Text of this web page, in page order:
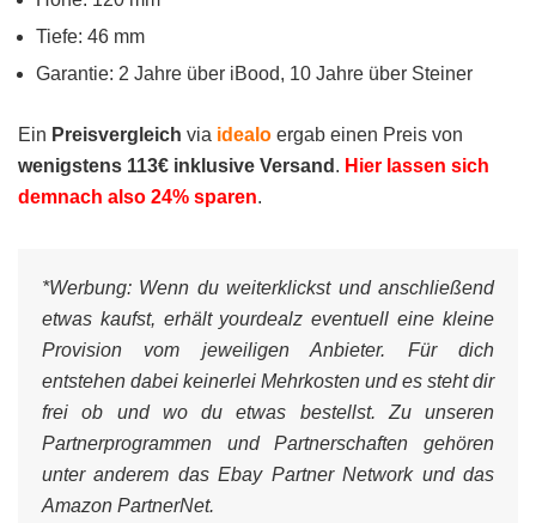
Tiefe: 46 mm
Garantie: 2 Jahre über iBood, 10 Jahre über Steiner
Ein Preisvergleich via idealo ergab einen Preis von
wenigstens 113€ inklusive Versand . Hier lassen sich
demnach also 24% sparen.
*Werbung: Wenn du weiterklickst und anschließend
etwas kaufst, erhält yourdealz eventuell eine kleine
Provision vom jeweiligen Anbieter. Für dich
entstehen dabei keinerlei Mehrkosten und es steht dir
frei ob und wo du etwas bestellst. Zu unseren
Partnerprogrammen und Partnerschaften gehören
unter anderem das Ebay Partner Network und das
Amazon PartnerNet.